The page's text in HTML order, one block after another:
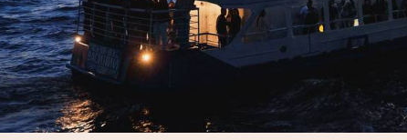
набережной (Васильевский остров), прибытие
набережную. Точный адрес будет указан в билете. Приходите
— чтобы успеть вдохнуть воздух Невы до того, как мы снимемся
на борту!